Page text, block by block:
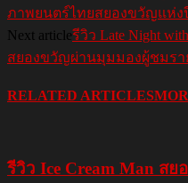
ภาพยนตร์ไทยสยองขวัญแห่ง
Next articleรีวิว Late Night
สยองขวัญผ่านมุมมองผู้ชมร
RELATED ARTICLES
รีวิว Ice Cream Man ส